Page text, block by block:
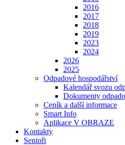
2016
2017
2018
2019
2023
2024
2026
2025
Odpadové hospodářství
Kalendář svozu
Dokumenty
Ceník a další informace
Smart Info
Aplikace V OBRAZE
Kontakty
Senioři